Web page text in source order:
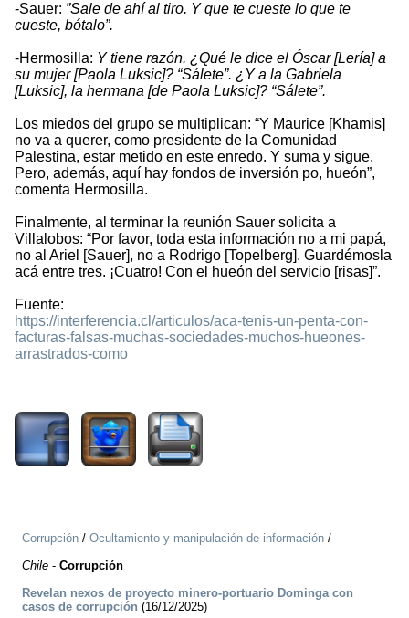
-Sauer: ”Sale de ahí al tiro. Y que te cueste lo que te
cueste, bótalo”.
-Hermosilla: Y tiene razón. ¿Qué le dice el Óscar [Lería] a
su mujer [Paola Luksic]? “Sálete”. ¿Y a la Gabriela
[Luksic], la hermana [de Paola Luksic]? “Sálete”.
Los miedos del grupo se multiplican: “Y Maurice [Khamis]
no va a querer, como presidente de la Comunidad
Palestina, estar metido en este enredo. Y suma y sigue.
Pero, además, aquí hay fondos de inversión po, hueón”,
comenta Hermosilla.
Finalmente, al terminar la reunión Sauer solicita a
Villalobos: “Por favor, toda esta información no a mi papá,
no al Ariel [Sauer], no a Rodrigo [Topelberg]. Guardémosla
acá entre tres. ¡Cuatro! Con el hueón del servicio [risas]”.
Fuente:
https://interferencia.cl/articulos/aca-tenis-un-penta-con-
facturas-falsas-muchas-sociedades-muchos-hueones-
arrastrados-como
Corrupción / Ocultamiento y manipulación de información /
Chile - Corrupción
Revelan nexos de proyecto minero-portuario Dominga con
casos de corrupción (16/12/2025)